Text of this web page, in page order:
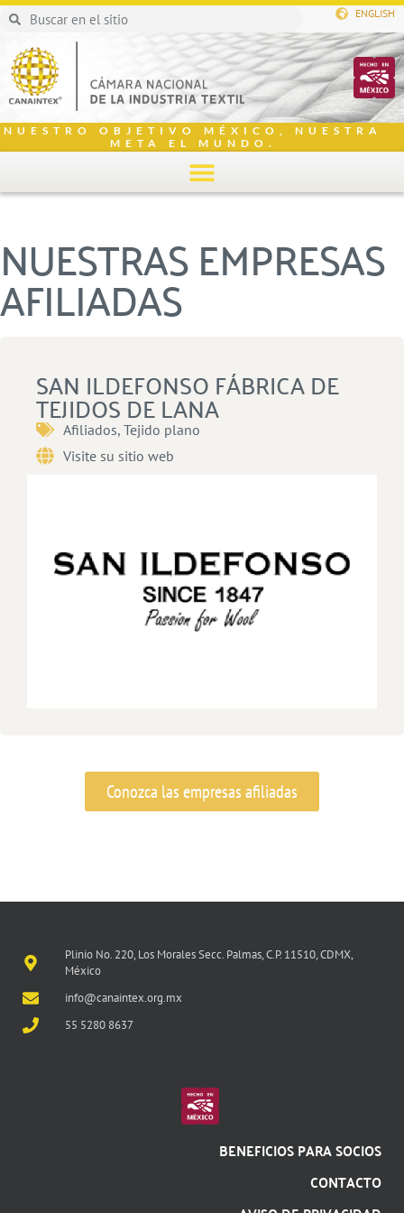
ENGLISH
NUESTRO OBJETIVO MÉXICO, NUESTRA
META EL MUNDO.
NUESTRAS EMPRESAS
AFILIADAS
SAN ILDEFONSO FÁBRICA DE
TEJIDOS DE LANA
Afiliados, Tejido plano
Visite su sitio web
Conozca las empresas afiliadas
Plinio No. 220, Los Morales Secc. Palmas, C.P. 11510, CDMX,
México
info@canaintex.org.mx
55 5280 8637
BENEFICIOS PARA SOCIOS
CONTACTO